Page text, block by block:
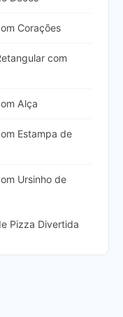
Corações
com
Alça
Estampa de
Ursinho de
Pizza Divertida